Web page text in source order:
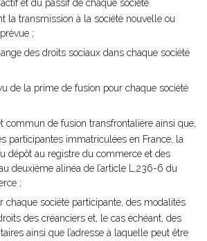
et du passif de chaque société
la transmission à la société nouvelle ou
;
des droits sociaux dans chaque société
de la prime de fusion pour chaque société
commun de fusion transfrontalière ainsi que,
participantes immatriculées en France, la
dépôt au registre du commerce et des
deuxième alinéa de l’article L.236-6 du
;
chaque société participante, des modalités
des créanciers et, le cas échéant, des
ainsi que l’adresse à laquelle peut être